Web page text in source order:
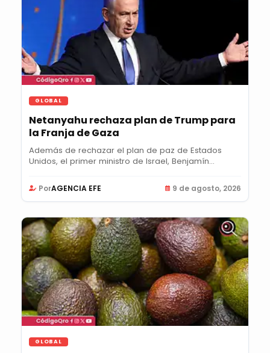
GLOBAL
Netanyahu rechaza plan de Trump para
la Franja de Gaza
Además de rechazar el plan de paz de Estados
Unidos, el primer ministro de Israel, Benjamín...
PorAGENCIA EFE 9 de agosto, 2026
GLOBAL